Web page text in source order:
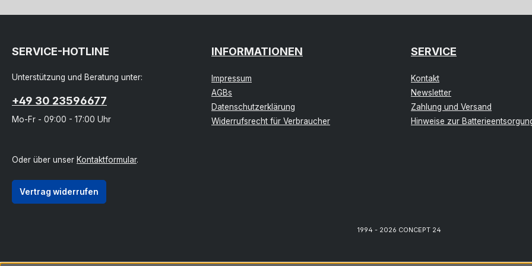
SERVICE-HOTLINE
Unterstützung und Beratung unter:
+49 30 23596677
Mo-Fr - 09:00 - 17:00 Uhr
Oder über unser Kontaktformular.
Vertrag widerrufen
INFORMATIONEN
Impressum
AGBs
Datenschutzerklärung
Widerrufsrecht für Verbraucher
SERVICE
Kontakt
Newsletter
Zahlung und Versand
Hinweise zur
1994 - 2026 CONCEPT 24